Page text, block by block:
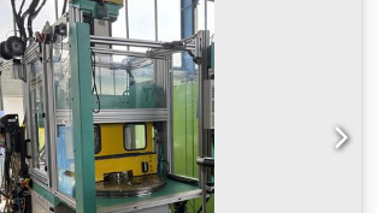
das placas X/Y:
peso máximo do molde: 650kg, curso do
da máquina X/Y/Z: aprox.
2100mm, peso: aprox. 4300kg, horas de
A máquina está com defeito e
ou apta para uso. Só pode ser
de peças de reposição.
Inspeção local possível. Codpfx